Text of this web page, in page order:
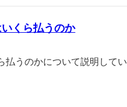
くら払うのか
払うのかについて説明してい